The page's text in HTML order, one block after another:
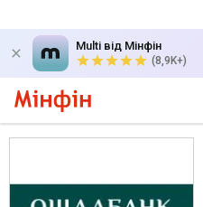
Multi від Мінфін
(8,9K+)